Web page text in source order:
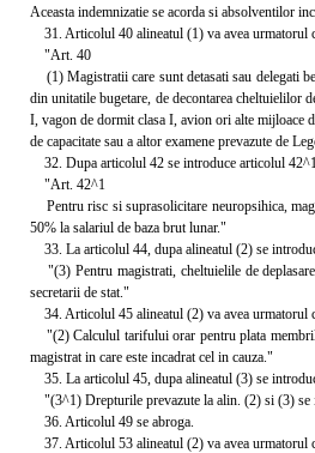
Aceasta indemnizatie se acorda si absolventilor
31. Articolul 40 alineatul (1) va avea urmatorul
"Art. 40
(1) Magistratii care sunt detasati sau delegati
din unitatile bugetare, de decontarea cheltuielilor
I, vagon de dormit clasa I, avion ori alte mijloace
de capacitate sau a altor examene prevazute de
32. Dupa articolul 42 se introduce articolul
"Art. 42^1
Pentru risc si suprasolicitare neuropsihica,
50% la salariul de baza brut lunar."
33. La articolul 44, dupa alineatul (2) se
"(3) Pentru magistrati, cheltuielile de
secretarii de stat."
34. Articolul 45 alineatul (2) va avea urmatorul
"(2) Calculul tarifului orar pentru plata
magistrat in care este incadrat cel in cauza."
35. La articolul 45, dupa alineatul (3) se
"(3^1) Drepturile prevazute la alin. (2) si (3) se
36. Articolul 49 se abroga.
37. Articolul 53 alineatul (2) va avea urmatorul